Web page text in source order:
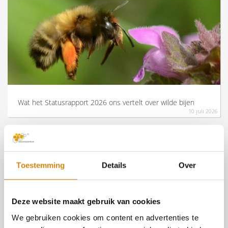
Toestemming Details Over
Deze website maakt gebruik van cookies
We gebruiken cookies om content en advertenties te
Wat het Statusrapport 2026 ons vertelt over wilde bijen
10 juli 2026